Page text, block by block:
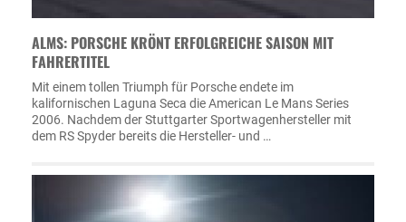
ALMS: PORSCHE KRÖNT ERFOLGREICHE SAISON MIT
FAHRERTITEL
Mit einem tollen Triumph für Porsche endete im
kalifornischen Laguna Seca die American Le Mans Series
2006. Nachdem der Stuttgarter Sportwagenhersteller mit
dem RS Spyder bereits die Hersteller- und …